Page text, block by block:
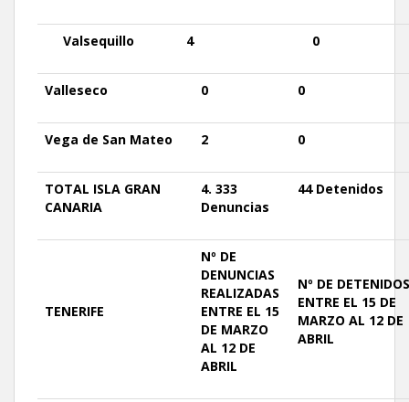
Valsequillo 4 0
Valleseco 0 0
Vega de San Mateo 2 0
TOTAL ISLA GRAN
CANARIA
4. 333
Denuncias
44 Detenidos
TENERIFE
Nº DE
DENUNCIAS
REALIZADAS
ENTRE EL 15
DE MARZO
AL 12 DE
ABRIL
Nº DE DETENIDOS
ENTRE EL 15 DE
MARZO AL 12 DE
ABRIL